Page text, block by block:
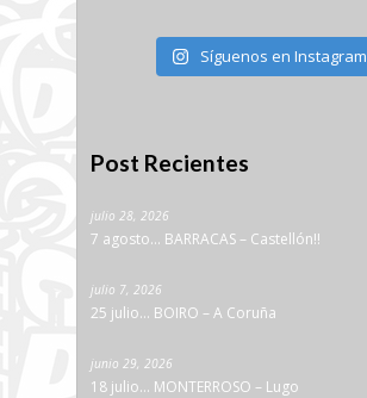
Síguenos en Instagram
Post Recientes
julio 28, 2026
7 agosto… BARRACAS – Castellón!!
julio 7, 2026
25 julio… BOIRO – A Coruña
junio 29, 2026
18 julio… MONTERROSO – Lugo